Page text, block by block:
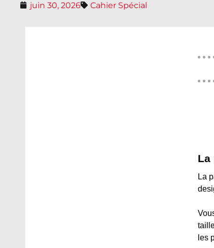
juin 30, 2026 Cahier Spécial
La
La
les